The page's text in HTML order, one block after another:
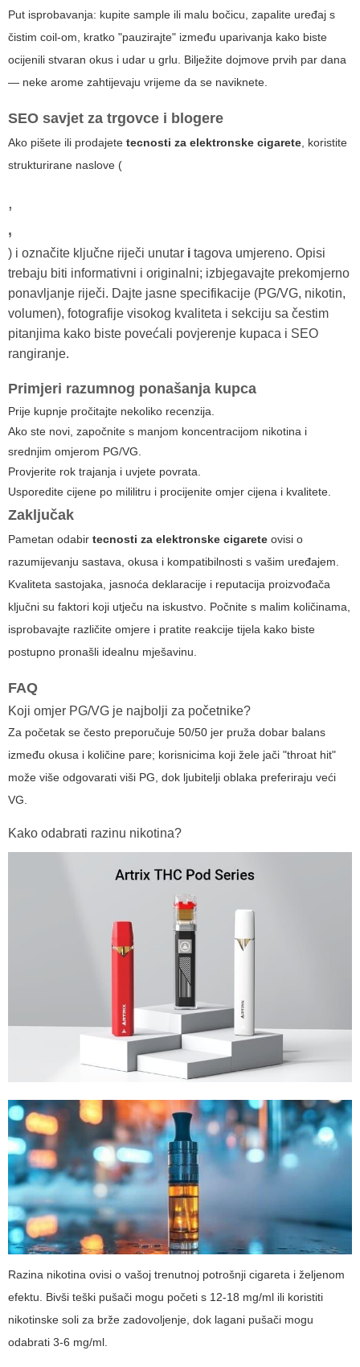
Put isprobavanja: kupite sample ili malu bočicu, zapalite uređaj s
čistim coil-om, kratko "pauzirajte" između uparivanja kako biste
ocijenili stvaran okus i udar u grlu. Bilježite dojmove prvih par dana
— neke arome zahtijevaju vrijeme da se naviknete.
SEO savjet za trgovce i blogere
Ako pišete ili prodajete tecnosti za elektronske cigarete, koristite
strukturirane naslove (
,
,
) i označite ključne riječi unutar i tagova umjereno. Opisi
trebaju biti informativni i originalni; izbjegavajte prekomjerno
ponavljanje riječi. Dajte jasne specifikacije (PG/VG, nikotin,
volumen), fotografije visokog kvaliteta i sekciju sa čestim
pitanjima kako biste povećali povjerenje kupaca i SEO
rangiranje.
Primjeri razumnog ponašanja kupca
Prije kupnje pročitajte nekoliko recenzija.
Ako ste novi, započnite s manjom koncentracijom nikotina i
srednjim omjerom PG/VG.
Provjerite rok trajanja i uvjete povrata.
Usporedite cijene po mililitru i procijenite omjer cijena i kvalitete.
Zaključak
Pametan odabir tecnosti za elektronske cigarete ovisi o
razumijevanju sastava, okusa i kompatibilnosti s vašim uređajem.
Kvaliteta sastojaka, jasnoća deklaracije i reputacija proizvođača
ključni su faktori koji utječu na iskustvo. Počnite s malim količinama,
isprobavajte različite omjere i pratite reakcije tijela kako biste
postupno pronašli idealnu mješavinu.
FAQ
Koji omjer PG/VG je najbolji za početnike?
Za početak se često preporučuje 50/50 jer pruža dobar balans
između okusa i količine pare; korisnicima koji žele jači "throat hit"
može više odgovarati viši PG, dok ljubitelji oblaka preferiraju veći
VG.
Kako odabrati razinu nikotina?
Razina nikotina ovisi o vašoj trenutnoj potrošnji cigareta i željenom
efektu. Bivši teški pušači mogu početi s 12-18 mg/ml ili koristiti
nikotinske soli za brže zadovoljenje, dok lagani pušači mogu
odabrati 3-6 mg/ml.